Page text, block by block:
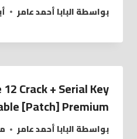
بواسطةالبابا أحمد عامر
Crack + Serial Key
[Patch] Premium
بواسطةالبابا أحمد عامر